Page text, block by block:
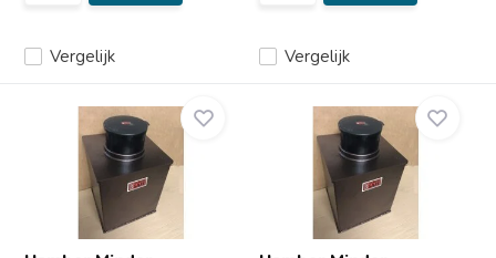
Vergelijk Vergelijk